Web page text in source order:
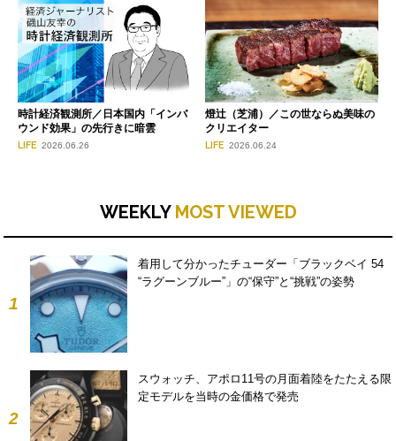
時計経済観測所／日本国内「インバ
ウンド効果」の先行きに暗雲
LIFE 2026.06.26
燈辻（芝浦）／この世ならぬ美味の
クリエイター
LIFE 2026.06.24
WEEKLY MOST VIEWED
1
着用して分かったチューダー「ブラックベイ 54
“ラグーンブルー”」の“保守”と“挑戦”の姿勢
2
スウォッチ、アポロ11号の月面着陸をたたえる限
定モデルを当時の金価格で発売